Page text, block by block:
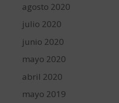
agosto 2020
julio 2020
junio 2020
mayo 2020
abril 2020
mayo 2019